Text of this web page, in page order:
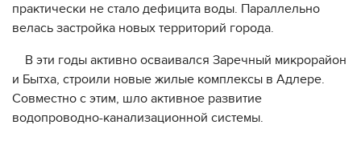
практически не стало дефицита воды. Параллельно
велась застройка новых территорий города.
В эти годы активно осваивался Заречный микрорайон
и Бытха, строили новые жилые комплексы в Адлере.
Совместно с этим, шло активное развитие
водопроводно-канализационной системы.